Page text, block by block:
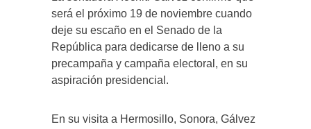
será el próximo 19 de noviembre cuando
deje su escaño en el Senado de la
República para dedicarse de lleno a su
precampaña y campaña electoral, en su
aspiración presidencial.
En su visita a Hermosillo, Sonora, Gálvez